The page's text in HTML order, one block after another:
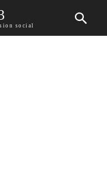
social